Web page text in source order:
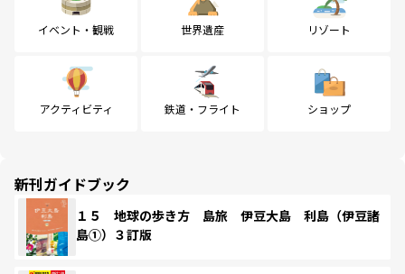
イベント・観戦 世界遺産 リゾート
アクティビティ 鉄道・フライト ショップ
新刊ガイドブック
１５ 地球の歩き方 島旅 伊豆大島 利島（伊豆諸
島①）３訂版